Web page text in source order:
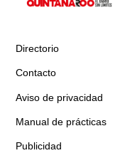
Directorio
Contacto
Aviso de privacidad
Manual de prácticas
Publicidad